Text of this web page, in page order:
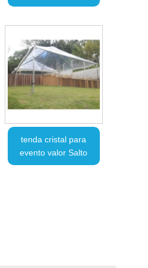
tenda cristal para
evento valor Salto